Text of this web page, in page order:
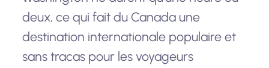
deux, ce qui fait du Canada une
destination internationale populaire et
sans tracas pour les voyageurs